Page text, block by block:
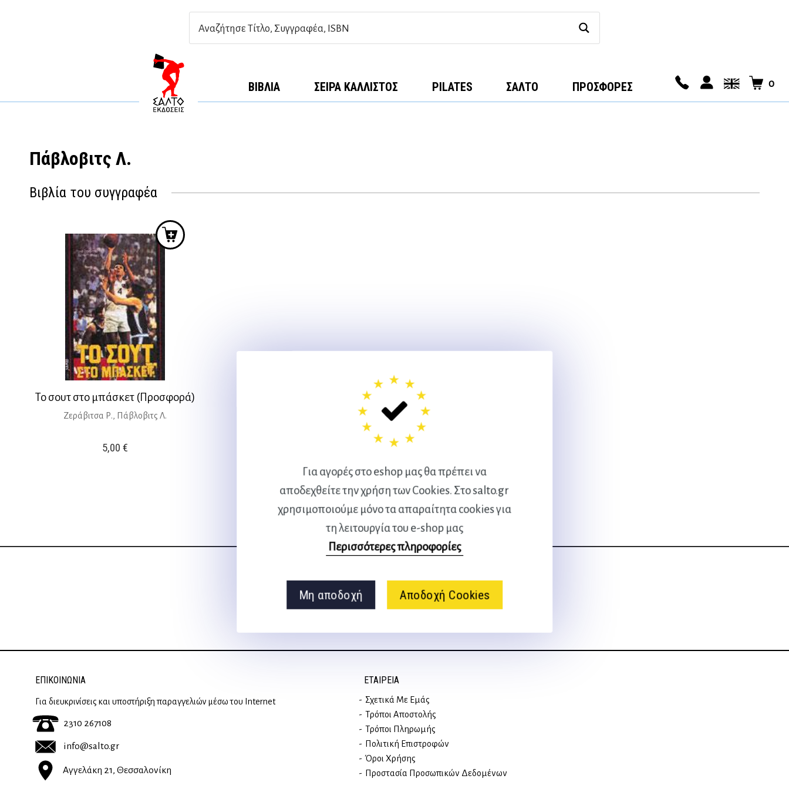
Για αγορές στο eshop μας θα πρέπει να
αποδεχθείτε την χρήση των Cookies. Στο salto.gr
χρησιμοποιούμε μόνο τα απαραίτητα cookies για
τη λειτουργία του e-shop μας
Περισσότερες πληροφορίες
Μη αποδοχή Αποδοχή Cookies
ΒΙΒΛΊΑ ΣΕΙΡΆ ΚΆΛΛΙΣΤΟΣ PILATES ΣΑΛΤΟ ΠΡΟΣΦΟΡΕΣ 0
Πάβλοβιτς Λ.
Βιβλία του συγγραφέα
Το σουτ στο μπάσκετ (Προσφορά)
Ζεράβιτσα Ρ., Πάβλοβιτς Λ.
5,00€
Ακολουθήστε μας
στα social media
ΕΠΙΚΟΙΝΩΝΊΑ
Για διευκρινίσεις και υποστήριξη παραγγελιών μέσω του Internet
2310 267108
info@salto.gr
Αγγελάκη 21, Θεσσαλονίκη
ΕΤΑΙΡΕΊΑ
Σχετικά Με Εμάς
Τρόποι Αποστολής
Τρόποι Πληρωμής
Πολιτική Επιστροφών
Όροι Χρήσης
Προστασία Προσωπικών Δεδομένων